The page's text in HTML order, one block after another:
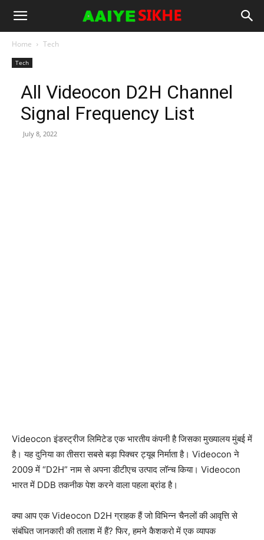
Home Tech
Tech
All Videocon D2H Channel
Signal Frequency List
July 8, 2022
Videocon इंडस्ट्रीज लिमिटेड एक भारतीय कंपनी है जिसका मुख्यालय मुंबई में
है। यह दुनिया का तीसरा सबसे बड़ा पिक्चर ट्यूब निर्माता है। Videocon ने
2009 में “D2H” नाम से अपना डीटीएच उत्पाद लॉन्च किया। Videocon
भारत में DDB तकनीक पेश करने वाला पहला ब्रांड है।
क्या आप एक Videocon D2H ग्राहक हैं जो विभिन्न चैनलों की आवृत्ति से
संबंधित जानकारी की तलाश में हैं? फिर, हमने कैशकरो में एक व्यापक